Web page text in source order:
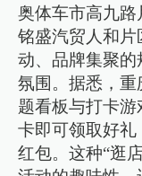
奥体车市高九路
铭盛汽贸人和
动、品牌集聚
氛围。据悉，
题看板与打卡
卡即可领取好礼
红包。这种“逛